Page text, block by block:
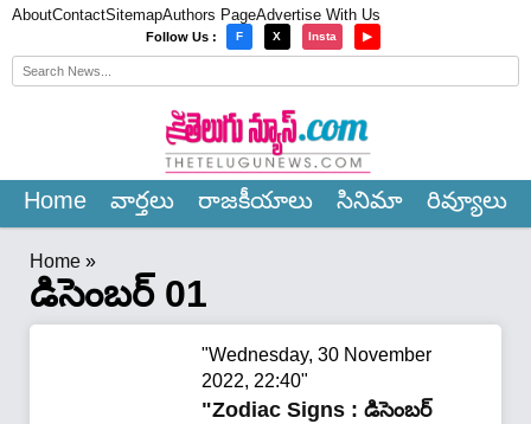
AboutContactSitemapAuthors PageAdvertise With Us
Follow Us : F X Insta ▶
Home వార్త‌లు రాజ‌కీయాలు సినిమా రివ్యూలు
Home »
డిసెంబర్ 01
"Wednesday, 30 November
2022, 22:40"
"Zodiac Signs : డిసెంబర్